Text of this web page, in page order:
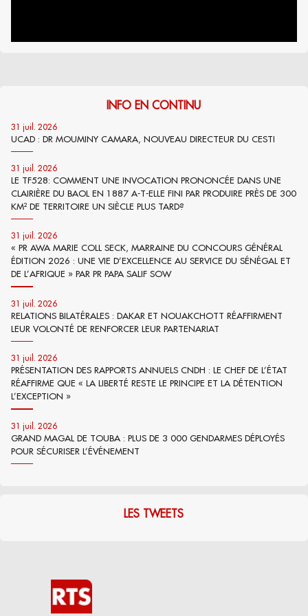
INFO EN CONTINU
31 juil. 2026
UCAD : DR MOUMINY CAMARA, NOUVEAU DIRECTEUR DU CESTI
31 juil. 2026
LE TF528: COMMENT UNE INVOCATION PRONONCÉE DANS UNE
CLAIRIÈRE DU BAOL EN 1887 A-T-ELLE FINI PAR PRODUIRE PRÈS DE 300
KM² DE TERRITOIRE UN SIÈCLE PLUS TARD?
31 juil. 2026
« PR AWA MARIE COLL SECK, MARRAINE DU CONCOURS GÉNÉRAL
ÉDITION 2026 : UNE VIE D’EXCELLENCE AU SERVICE DU SÉNÉGAL ET
DE L’AFRIQUE » PAR PR PAPA SALIF SOW
31 juil. 2026
RELATIONS BILATÉRALES : DAKAR ET NOUAKCHOTT RÉAFFIRMENT
LEUR VOLONTÉ DE RENFORCER LEUR PARTENARIAT
31 juil. 2026
PRÉSENTATION DES RAPPORTS ANNUELS CNDH : LE CHEF DE L’ÉTAT
RÉAFFIRME QUE « LA LIBERTÉ RESTE LE PRINCIPE ET LA DÉTENTION
L’EXCEPTION »
31 juil. 2026
GRAND MAGAL DE TOUBA : PLUS DE 3 000 GENDARMES DÉPLOYÉS
POUR SÉCURISER L’ÉVÉNEMENT
LES TWEETS